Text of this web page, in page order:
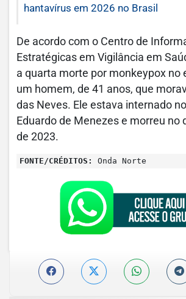
hantavírus em 2026 no Brasil
De acordo com o Centro de
Estratégicas em Vigilância em
a quarta morte por monkeypox no
um homem, de 41 anos, que
das Neves. Ele estava internado
Eduardo de Menezes e morreu no
de 2023.
FONTE/CRÉDITOS: Onda Norte